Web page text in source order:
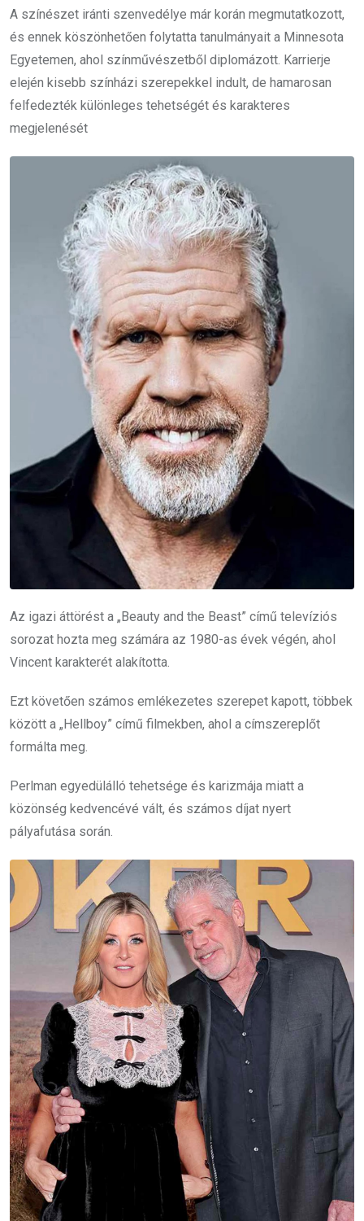
A színészet iránti szenvedélye már korán megmutatkozott,
és ennek köszönhetően folytatta tanulmányait a Minnesota
Egyetemen, ahol színművészetből diplomázott. Karrierje
elején kisebb színházi szerepekkel indult, de hamarosan
felfedezték különleges tehetségét és karakteres
megjelenését
Az igazi áttörést a „Beauty and the Beast” című televíziós
sorozat hozta meg számára az 1980-as évek végén, ahol
Vincent karakterét alakította.
Ezt követően számos emlékezetes szerepet kapott, többek
között a „Hellboy” című filmekben, ahol a címszereplőt
formálta meg.
Perlman egyedülálló tehetsége és karizmája miatt a
közönség kedvencévé vált, és számos díjat nyert
pályafutása során.